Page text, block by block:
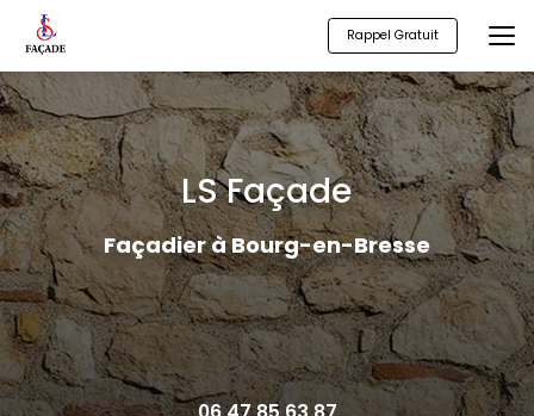
contenu
principal
Rappel Gratuit
LS Façade
Façadier à Bourg-en-Bresse